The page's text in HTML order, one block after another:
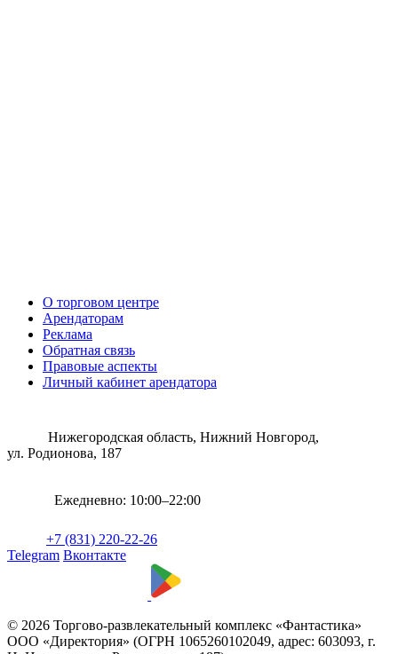
О торговом центре
Арендаторам
Реклама
Обратная связь
Правовые аспекты
Личный кабинет арендатора
Нижегородская область, Нижний Новгород,
ул. Родионова, 187
Ежедневно: 10:00–22:00
+7 (831) 220-22-26
Telegram Вконтакте
© 2026 Торгово-развлекательный комплекс «Фантастика»
ООО «Директория» (ОГРН 1065260102049, адрес: 603093, г.